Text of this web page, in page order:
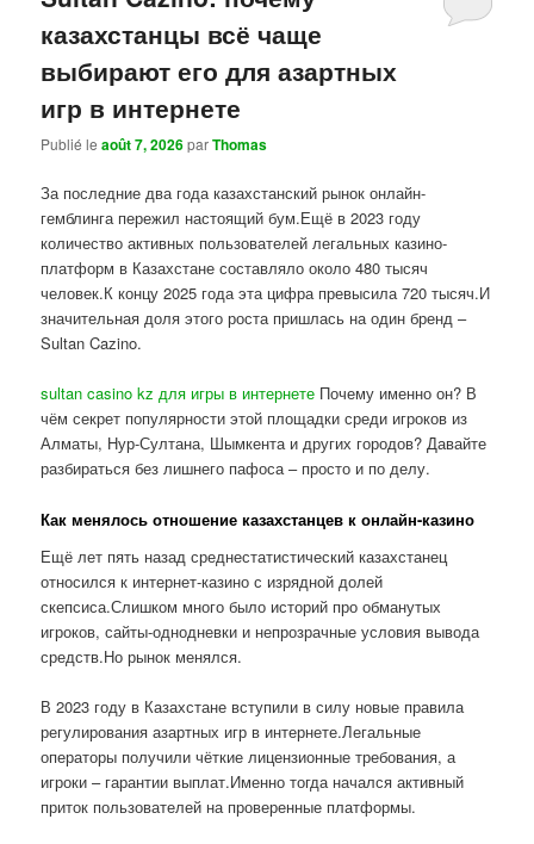
казахстанцы всё чаще
выбирают его для азартных
игр в интернете
Publié leaoût 7, 2026parThomas
За последние два года казахстанский рынок онлайн-
гемблинга пережил настоящий бум.Ещё в 2023 году
количество активных пользователей легальных казино-
платформ в Казахстане составляло около 480 тысяч
человек.К концу 2025 года эта цифра превысила 720 тысяч.И
значительная доля этого роста пришлась на один бренд –
Sultan Cazino.
sultan casino kz для игры в интернете Почему именно он? В
чём секрет популярности этой площадки среди игроков из
Алматы, Нур-Султана, Шымкента и других городов? Давайте
разбираться без лишнего пафоса – просто и по делу.
Как менялось отношение казахстанцев к онлайн-казино
Ещё лет пять назад среднестатистический казахстанец
относился к интернет-казино с изрядной долей
скепсиса.Слишком много было историй про обманутых
игроков, сайты-однодневки и непрозрачные условия вывода
средств.Но рынок менялся.
В 2023 году в Казахстане вступили в силу новые правила
регулирования азартных игр в интернете.Легальные
операторы получили чёткие лицензионные требования, а
игроки – гарантии выплат.Именно тогда начался активный
приток пользователей на проверенные платформы.